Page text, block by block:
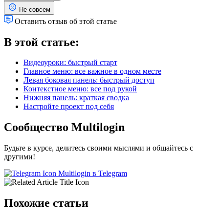
Не совсем
Оставить отзыв об этой статье
В этой статье:
Видеоуроки: быстрый старт
Главное меню: все важное в одном месте
Левая боковая панель: быстрый доступ
Контекстное меню: все под рукой
Нижняя панель: краткая сводка
Настройте проект под себя
Сообщество Multilogin
Будьте в курсе, делитесь своими мыслями и общайтесь с
другими!
Multilogin в Telegram
Похожие статьи